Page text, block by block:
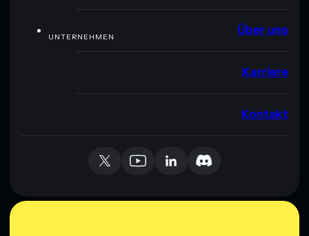
UNTERNEHMEN Über uns
Karriere
Kontakt